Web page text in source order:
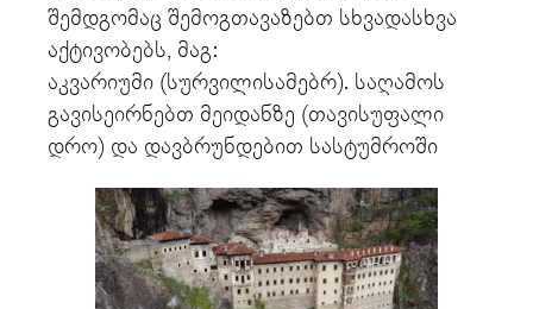
შემდგომაც შემოგთავაზებთ სხვადასხვა
აქტივობებს, მაგ:
აკვარიუმი (სურვილისამებრ). საღამოს
გავისეირნებთ მეიდანზე (თავისუფალი
დრო) და დავბრუნდებით სასტუმროში